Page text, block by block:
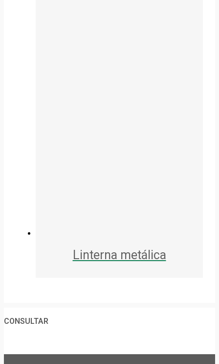
Linterna metálica
CONSULTAR